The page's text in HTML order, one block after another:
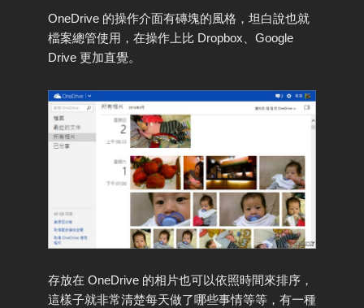
OneDrive 的操作介面有磚塊的風格，坦白說也就
檔案總管使用，在操作上比 Dropbox、Google
Drive 更加直覺。
存放在 OneDrive 的相片也可以依照時間來排序，
這樣子就非常清楚每天做了哪些事情等等，有一種